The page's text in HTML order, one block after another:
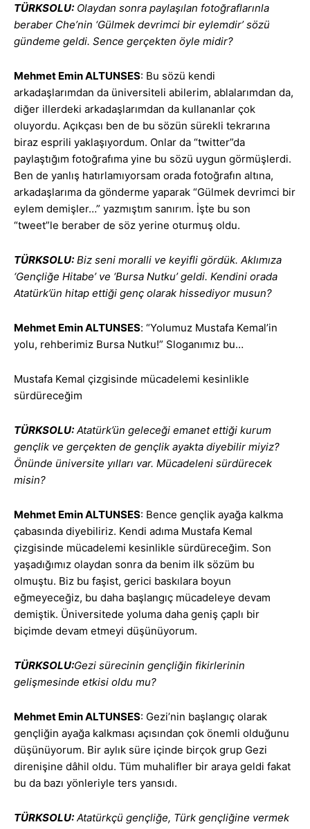
TÜRKSOLU: Olaydan sonra paylaşılan fotoğraflarınla
beraber Che’nin ‘Gülmek devrimci bir eylemdir’ sözü
gündeme geldi. Sence gerçekten öyle midir?
Mehmet Emin ALTUNSES: Bu sözü kendi
arkadaşlarımdan da üniversiteli abilerim, ablalarımdan da,
diğer illerdeki arkadaşlarımdan da kullananlar çok
oluyordu. Açıkçası ben de bu sözün sürekli tekrarına
biraz esprili yaklaşıyordum. Onlar da “twitter”da
paylaştığım fotoğrafıma yine bu sözü uygun görmüşlerdi.
Ben de yanlış hatırlamıyorsam orada fotoğrafın altına,
arkadaşlarıma da gönderme yaparak “Gülmek devrimci bir
eylem demişler…” yazmıştım sanırım. İşte bu son
“tweet”le beraber de söz yerine oturmuş oldu.
TÜRKSOLU: Biz seni moralli ve keyifli gördük. Aklımıza
‘Gençliğe Hitabe’ ve ‘Bursa Nutku’ geldi. Kendini orada
Atatürk’ün hitap ettiği genç olarak hissediyor musun?
Mehmet Emin ALTUNSES: “Yolumuz Mustafa Kemal’in
yolu, rehberimiz Bursa Nutku!” Sloganımız bu…
Mustafa Kemal çizgisinde mücadelemi kesinlikle
sürdüreceğim
TÜRKSOLU: Atatürk’ün geleceği emanet ettiği kurum
gençlik ve gerçekten de gençlik ayakta diyebilir miyiz?
Önünde üniversite yılları var. Mücadeleni sürdürecek
misin?
Mehmet Emin ALTUNSES: Bence gençlik ayağa kalkma
çabasında diyebiliriz. Kendi adıma Mustafa Kemal
çizgisinde mücadelemi kesinlikle sürdüreceğim. Son
yaşadığımız olaydan sonra da benim ilk sözüm bu
olmuştu. Biz bu faşist, gerici baskılara boyun
eğmeyeceğiz, bu daha başlangıç mücadeleye devam
demiştik. Üniversitede yoluma daha geniş çaplı bir
biçimde devam etmeyi düşünüyorum.
TÜRKSOLU:Gezi sürecinin gençliğin fikirlerinin
gelişmesinde etkisi oldu mu?
Mehmet Emin ALTUNSES: Gezi’nin başlangıç olarak
gençliğin ayağa kalkması açısından çok önemli olduğunu
düşünüyorum. Bir aylık süre içinde birçok grup Gezi
direnişine dâhil oldu. Tüm muhalifler bir araya geldi fakat
bu da bazı yönleriyle ters yansıdı.
TÜRKSOLU: Atatürkçü gençliğe, Türk gençliğine vermek